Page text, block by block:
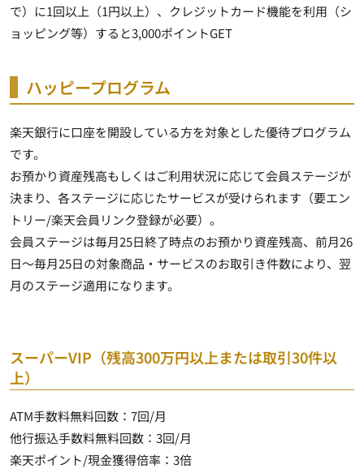
で）に1回以上（1円以上）、クレジットカード機能を利用（シ
ョッピング等）すると3,000ポイントGET
ハッピープログラム
楽天銀行に口座を開設している方を対象とした優待プログラム
です。
お預かり資産残高もしくはご利用状況に応じて会員ステージが
決まり、 各ステージに応じたサービスが受けられます （要エン
トリー/楽天会員リンク登録が必要）。
会員ステージは毎月25日終了時点のお預かり資産残高、前月26
日～毎月25日の対象商品・サービスのお取引き件数により、翌
月のステージ適用になります。
スーパーVIP（残高300万円以上または取引30件以
上）
ATM手数料無料回数： 7回/月
他行振込手数料無料回数： 3回/月
楽天ポイント/現金獲得倍率： 3倍